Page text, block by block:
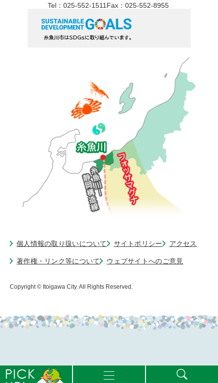
Tel：025-552-1511Fax：025-552-8955
個人情報の取り扱いについて サイトポリシー アクセス
著作権・リンク等について ウェブサイトへのご意見
Copyright © Itoigawa City. All Rights Reserved.